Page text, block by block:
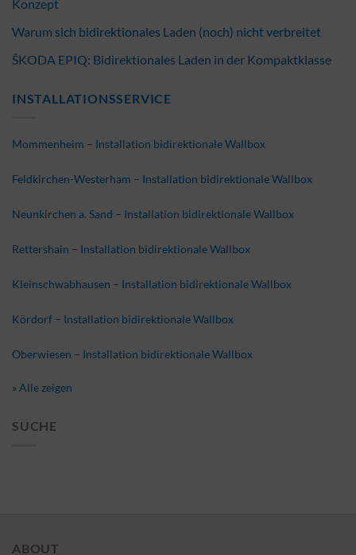
Konzept
Warum sich bidirektionales Laden (noch) nicht verbreitet
ŠKODA EPIQ: Bidirektionales Laden in der Kompaktklasse
INSTALLATIONSSERVICE
Mommenheim – Installation bidirektionale Wallbox
Feldkirchen-Westerham – Installation bidirektionale Wallbox
Neunkirchen a. Sand – Installation bidirektionale Wallbox
Rettershain – Installation bidirektionale Wallbox
Kleinschwabhausen – Installation bidirektionale Wallbox
Kördorf – Installation bidirektionale Wallbox
Oberwiesen – Installation bidirektionale Wallbox
» Alle zeigen
SUCHE
ABOUT